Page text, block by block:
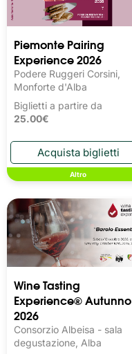
Piemonte Pairing
Experience 2026
Podere Ruggeri Corsini,
Monforte d'Alba
Biglietti a partire da
25.00€
Altro
Wine Tasting
Experience® Autunno
2026
Consorzio Albeisa - sala
degustazione, Alba